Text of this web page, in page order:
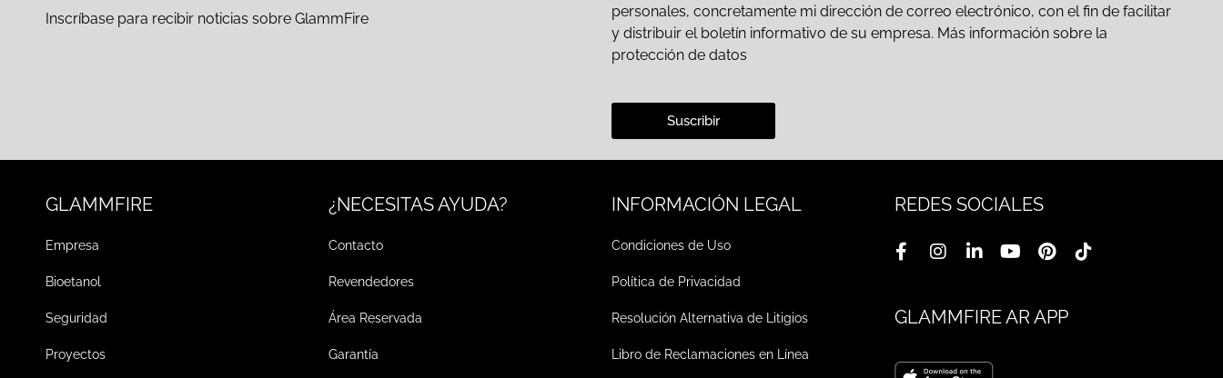
Inscríbase para recibir noticias sobre GlammFire
personales, concretamente mi dirección de correo electrónico, con el fin de facilitar
y distribuir el boletín informativo de su empresa. Más información sobre la
protección de datos
Suscribir
GLAMMFIRE
Empresa
Bioetanol
Seguridad
Proyectos
¿NECESITAS AYUDA?
Contacto
Revendedores
Área Reservada
Garantía
INFORMACIÓN LEGAL
Condiciones de Uso
Política de Privacidad
Resolución Alternativa de Litigios
Libro de Reclamaciones en Línea
REDES SOCIALES
GLAMMFIRE AR APP